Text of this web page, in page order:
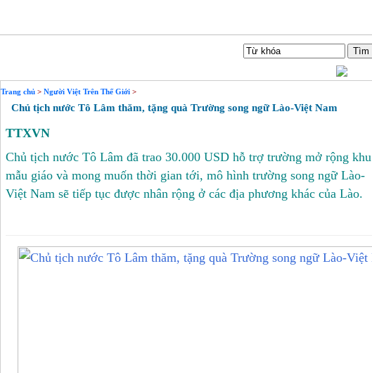
Trang chủ > Người Việt Trên Thế Giới>
Chủ tịch nước Tô Lâm thăm, tặng quà Trường song ngữ Lào-Việt Nam
TTXVN
Chủ tịch nước Tô Lâm đã trao 30.000 USD hỗ trợ trường mở rộng khu
mẫu giáo và mong muốn thời gian tới, mô hình trường song ngữ Lào-
Việt Nam sẽ tiếp tục được nhân rộng ở các địa phương khác của Lào.